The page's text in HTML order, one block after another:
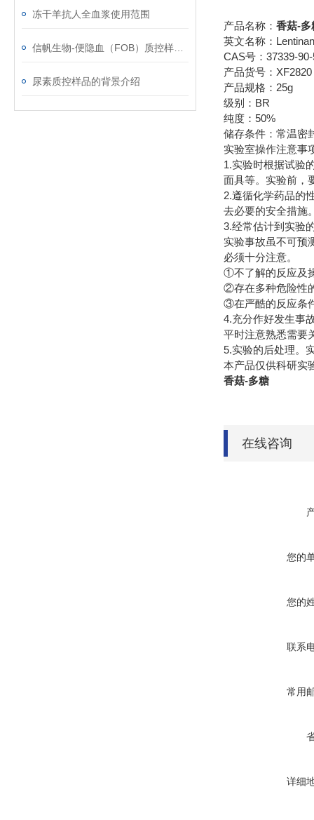
冻干羊抗人全血浆使用范围
尿素质控样品的背景介绍
产品名称： 香菇-多
英文名称：Lentinan
CAS号：37339-
产品货号：XF2820
产品规格：25g
级别：BR
纯度：50%
储存条件：常温密
实验室操作注意事
1.实验时根据试验
面具等。实验前，
2.遵循化学药品的
去必要的安全措施
3.经常估计到实验
实验事故虽不可预
必须十分注意。
①不了解的反应及
②存在多种危险性
③在严酷的反应条
4.充分作好发生事
平时注意熟悉需要
5.实验的后处理。
本产品仅供科研实
香菇-多糖
在线咨询
您的
您的
联系
常用
详细